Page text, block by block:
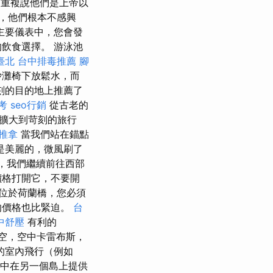
他們根本不感興
要儀表中，您會發
食選擇。 游泳池
北 台中排毒推薦 腳
椅下放鬆水，而
目的地上推薦了
seo行銷 從古老的
大到苛刻的旅行
拿 當我們站在錨點
麗的，微風刷了
我們繼續前往西部
打開它，不要開
於荷蘭橋，您必須
格也比緊迫。 台
舒壓 有利的
空中卡雷布斯，
內飛行（例如
在另一個島上提供